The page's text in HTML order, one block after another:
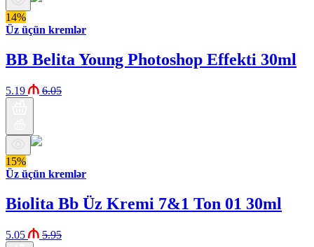
14%
Üz üçün kremlər
BB Belita Young Photoshop Effekti 30ml
5.19 6.05
15%
Üz üçün kremlər
Biolita Bb Üz Kremi 7&1 Ton 01 30ml
5.05 5.95